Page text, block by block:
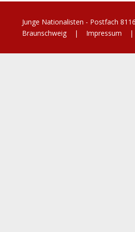
Junge Nationalisten - Postfach
Braunschweig | Impressum |